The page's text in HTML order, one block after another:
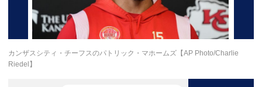
カンザスシティ・チーフスのパトリック・マホームズ【AP Photo/Charlie
Riedel】